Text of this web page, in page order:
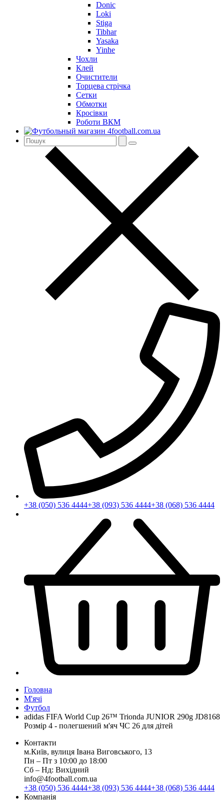
Donic
Loki
Stiga
Tibhar
Yasaka
Yinhe
Чохли
Клей
Очистители
Торцева стрічка
Сетки
Обмотки
Кросівки
Роботи ВКМ
+38 (050) 536 4444+38 (093) 536 4444+38 (068) 536 4444
Головна
М'ячі
Футбол
adidas FIFA World Cup 26™ Trionda JUNIOR 290g JD8168
Розмір 4 - полегшений м'яч ЧС 26 для дітей
Контакти
м.Київ, вулиця Івана Виговського, 13
Пн ‒ Пт з 10:00 до 18:00
Сб ‒ Нд: Вихідний
info@4football.com.ua
+38 (050) 536 4444+38 (093) 536 4444+38 (068) 536 4444
Компанія